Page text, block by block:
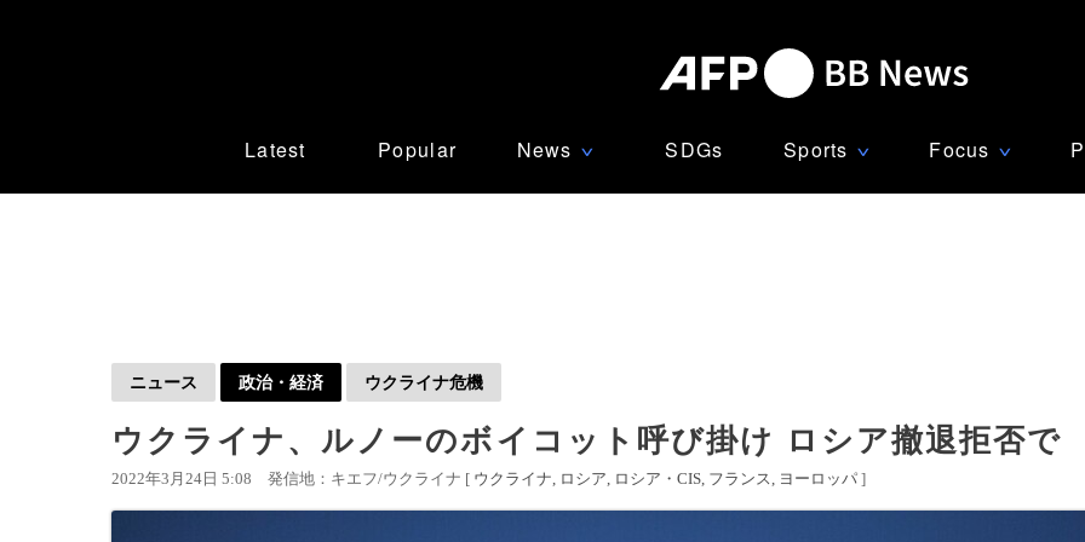
Latest Popular News ∨ SDGs Sports ∨ Focus ∨
ニュース 政治・経済 ウクライナ危機
ウクライナ、ルノーのボイコット呼び掛け ロシア撤退拒否で
2022年3月24日 5:08 発信地：キエフ/ウクライナ [ ウクライナ ロシア ロシア・CIS フランス ヨーロッパ ]